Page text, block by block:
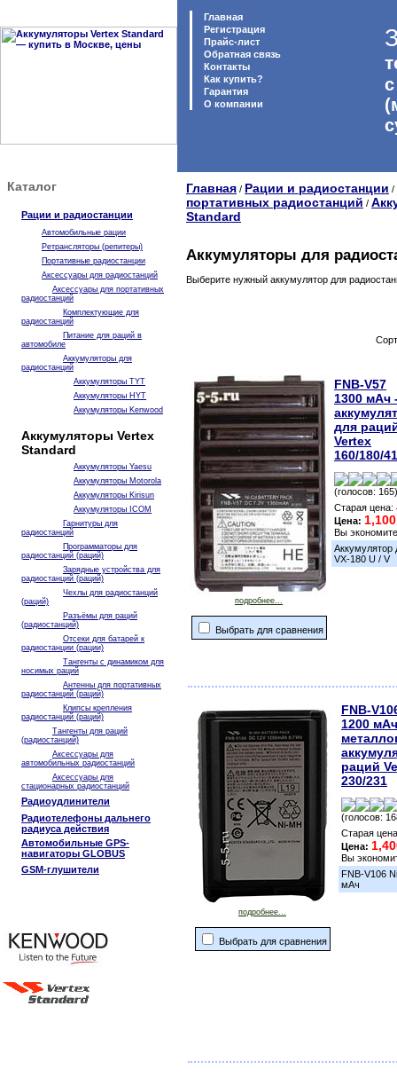
Главная
Регистрация
Прайс-лист
Обратная связь
Контакты
Как купить?
Гарантия
O компании
Каталог
Рации и радиостанции
Автомобильные рации
Ретрансляторы (репитеры)
Портативные радиостанции
Аксессуары для радиостанций
Аксессуары для портативных
радиостанций
Комплектующие для
радиостанций
Питание для раций в
автомобиле
Аккумуляторы для
радиостанций
Аккумуляторы TYT
Аккумуляторы HYT
Аккумуляторы Kenwood
Аккумуляторы Vertex
Standard
Аккумуляторы Yaesu
Аккумуляторы Motorola
Аккумуляторы Kirisun
Аккумуляторы ICOM
Гарнитуры для
радиостанций
Программаторы для
радиостанций (раций)
Зарядные устройства для
радиостанций (раций)
Чехлы для радиостанций
(раций)
Разъёмы для раций
(радиостанций)
Отсеки для батарей к
радиостанции (рации)
Тангенты с динамиком для
носимых раций
Антенны для портативных
радиостанций (раций)
Клипсы крепления
радиостанций (раций)
Тангенты для раций
(радиостанций)
Аксессуары для
автомобильных радиостанций
Аксессуары для
стационарных радиостанций
Радиоудлинители
Радиотелефоны дальнего
радиуса действия
Автомобильные GPS-
навигаторы GLOBUS
GSM-глушители
Главная / Рации и радиостанции /
портативных радиостанций /
Standard
Аккумуляторы для
Выберите нужный аккумулятор для
подробнее...
Выбрать для сравнения
FNB-V57
1300 мАч
для
Vertex
160/180/
(голосов: 165)
Старая цена:
Цена:
Вы
Аккумулятор
VX-180 U / V
подробнее...
Выбрать для сравнения
FNB-
1200
раций
230/231
(голосов:
Старая
Цена:
Вы
FNB-V106
мАч